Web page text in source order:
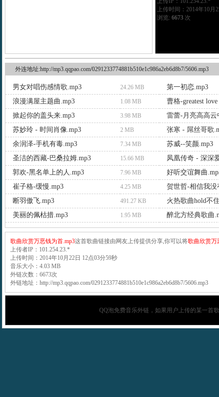
上传时间：2014年10月
浏览: 6673次
外连地址:http://mp3.qqpao.com/0291233774881b510e1c986a2eb6d8b7/5606.mp3
男女对唱伤感情歌.mp3 24.26 MB
第一初恋.mp3
浪漫满屋主题曲.mp3
1.08 MB
曹格-greatest
掀起你的盖头来.mp3
3.98 MB
雷蕾-月亮高高云
苏妙玲 - 时间肖像.mp3
2 MB
张寒 - 屌丝哥歌
余润泽-手机有毒.mp3
7.34 MB
苏威--笑颜.mp3
圣洁的西藏-巴桑拉姆.mp3
15.66 MB
凤凰传奇 - 深深
郭欢-黑名单上的人.mp3
7.96 MB
好听交谊舞曲
崔子格-缓慢.mp3
4.25 MB
贺世哲-相信我没
断羽傲飞.mp3
491.27 KB
火热歌曲hold不
美丽的佩枯措.mp3
1.95 MB 醉北方经典歌曲
歌曲欣赏万恶钱为首.mp3这首歌曲链接由网友上传提供分享,你可以将歌曲欣赏万
上传者IP：101.254.23.*
上传时间：2014年10月22日 12点03分59秒
音乐大小：4.03 MB
外链次数：6673次
外链地址：http://mp3.qqpao.com/0291233774881b510e1c986a2eb6d8b7/5606.mp3
QQ泡免费音乐外链，如果用户上传的某一首